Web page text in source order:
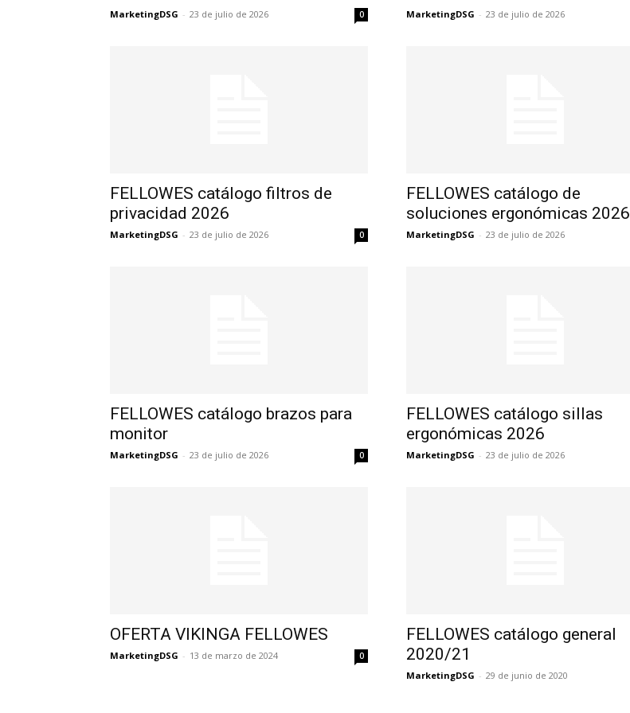
MarketingDSG - 23 de julio de 2026 0 MarketingDSG - 23 de julio de 2026
FELLOWES catálogo filtros de
privacidad 2026
MarketingDSG - 23 de julio de 2026 0
FELLOWES catálogo de
soluciones ergonómicas 2026
MarketingDSG - 23 de julio de 2026
FELLOWES catálogo brazos para
monitor
MarketingDSG - 23 de julio de 2026 0
FELLOWES catálogo sillas
ergonómicas 2026
MarketingDSG - 23 de julio de 2026
OFERTA VIKINGA FELLOWES
MarketingDSG - 13 de marzo de 2024 0
FELLOWES catálogo general
2020/21
MarketingDSG - 29 de junio de 2020